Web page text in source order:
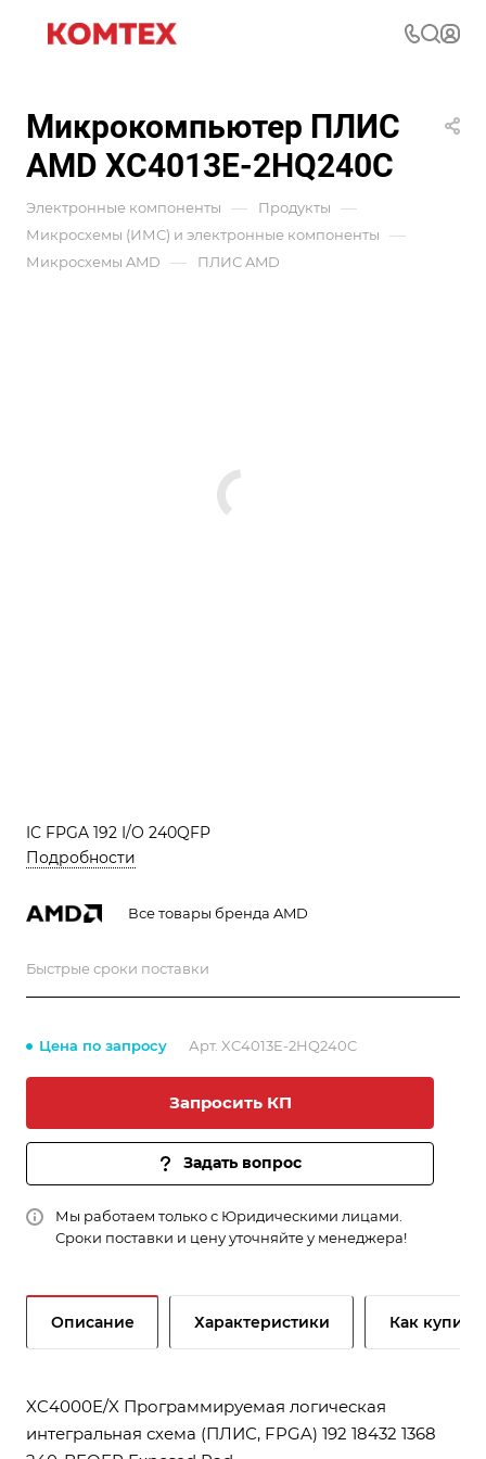
Микрокомпьютер ПЛИС
AMD XC4013E-2HQ240C
Электронные компоненты — Продукты —
Микросхемы (ИМС) и электронные компоненты —
Микросхемы AMD — ПЛИС AMD
IC FPGA 192 I/O 240QFP
Подробности
Все товары бренда AMD
Быстрые сроки поставки
Цена по запросу Арт. XC4013E-2HQ240C
Запросить КП
Задать вопрос
Мы работаем только с Юридическими лицами.
Сроки поставки и цену уточняйте у менеджера!
Описание Характеристики Как купить
XC4000E/X Программируемая логическая
интегральная схема (ПЛИС, FPGA) 192 18432 1368